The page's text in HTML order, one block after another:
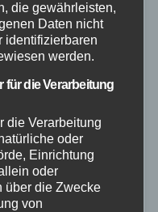
die gewährleisten,
Daten nicht
identifizierbaren
werden.
die Verarbeitung
die Verarbeitung
oder
Einrichtung
oder
über die Zwecke
von